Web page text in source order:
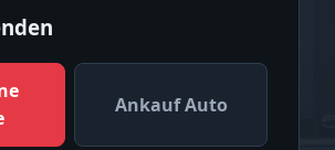
Ankauf Auto